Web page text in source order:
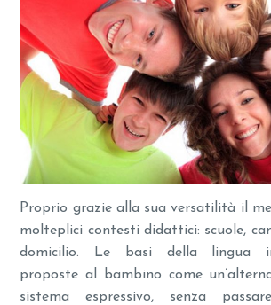
Proprio grazie alla sua versatilità il
molteplici contesti didattici: scuole,
domicilio. Le basi della lingua
proposte al bambino come
sistema espressivo, senza